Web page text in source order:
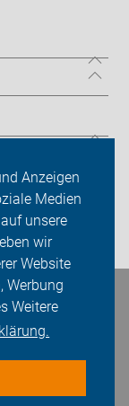
Anzeigen
Medien
unsere
wir
Website
Werbung
Weitere